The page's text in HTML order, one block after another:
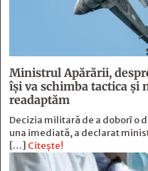
Ministrul Apărării,
îşi va schimba tactica şi
readaptăm
Decizia militară de a doborî o
una imediată, a declarat
[…] Citește!